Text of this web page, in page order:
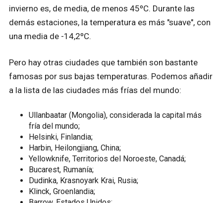
invierno es, de media, de menos 45ºC. Durante las
demás estaciones, la temperatura es más "suave", con
una media de -14,2ºC.
Pero hay otras ciudades que también son bastante
famosas por sus bajas temperaturas. Podemos añadir
a la lista de las ciudades más frías del mundo:
Ullanbaatar (Mongolia), considerada la capital más
fría del mundo;
Helsinki, Finlandia;
Harbin, Heilongjiang, China;
Yellowknife, Territorios del Noroeste, Canadá;
Bucarest, Rumanía;
Dudinka, Krasnoyark Krai, Rusia;
Klinck, Groenlandia;